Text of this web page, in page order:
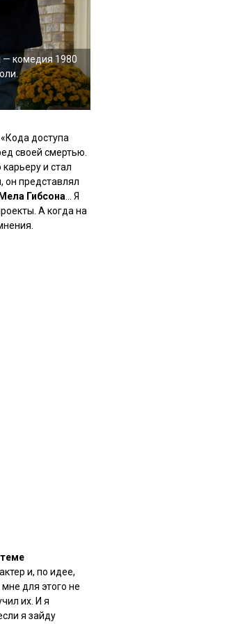
— комедия 1980
«Кода доступа
своей смертью.
и стал
он представлял
Гибсона ... Я
А когда на
и, по идее,
для этого не
их. И я
я зайду